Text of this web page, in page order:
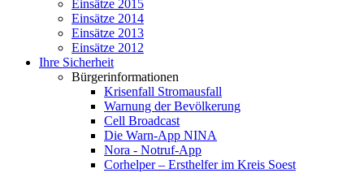
Einsätze 2015
Einsätze 2014
Einsätze 2013
Einsätze 2012
Ihre Sicherheit
Bürgerinformationen
Krisenfall Stromausfall
Warnung der Bevölkerung
Cell Broadcast
Die Warn-App NINA
Nora - Notruf-App
Corhelper – Ersthelfer im Kreis Soest